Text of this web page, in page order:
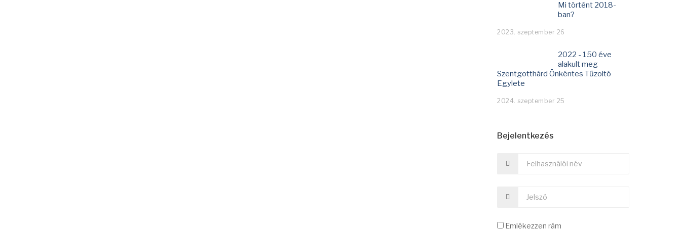
Mi történt 2018-
ban?
2023. szeptember 26
2022 - 150 éve
alakult meg
Szentgotthárd Önkéntes Tűzoltó
Egylete
2024. szeptember 25
Bejelentkezés
Emlékezzen rám